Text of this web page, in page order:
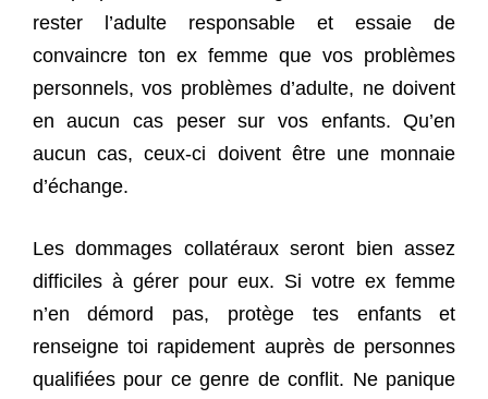
rester l’adulte responsable et essaie de
convaincre ton ex femme que vos problèmes
personnels, vos problèmes d’adulte, ne doivent
en aucun cas peser sur vos enfants. Qu’en
aucun cas, ceux-ci doivent être une monnaie
d’échange.
Les dommages collatéraux seront bien assez
difficiles à gérer pour eux. Si votre ex femme
n’en démord pas, protège tes enfants et
renseigne toi rapidement auprès de personnes
qualifiées pour ce genre de conflit. Ne panique